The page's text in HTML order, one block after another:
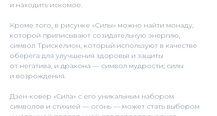
и находить искомое.
Кроме того, в рисунке «Силы» можно найти монаду,
которой приписывают созидательную энергию,
символ Трискелион, который используют в качестве
оберега для улучшения здоровья и защиты
от негатива, и дракона — символ мудрости, силы
и возрождения.
Дзен-ковер «Сила» с его уникальным набором
символов и стихией — огонь — может стать выбором